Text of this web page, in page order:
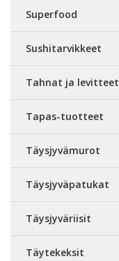
Superfood
Sushitarvikkeet
Tahnat ja levitteet
Tapas-tuotteet
Täysjyvämurot
Täysjyväpatukat
Täysjyväriisit
Täytekeksit